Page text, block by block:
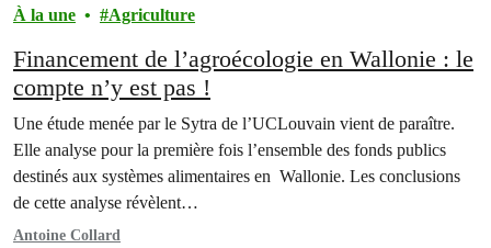
À la une Agriculture
Financement de l’agroécologie en Wallonie : le
compte n’y est pas !
Une étude menée par le Sytra de l’UCLouvain vient de paraître.
Elle analyse pour la première fois l’ensemble des fonds publics
destinés aux systèmes alimentaires en Wallonie. Les conclusions
de cette analyse révèlent…
Antoine Collard